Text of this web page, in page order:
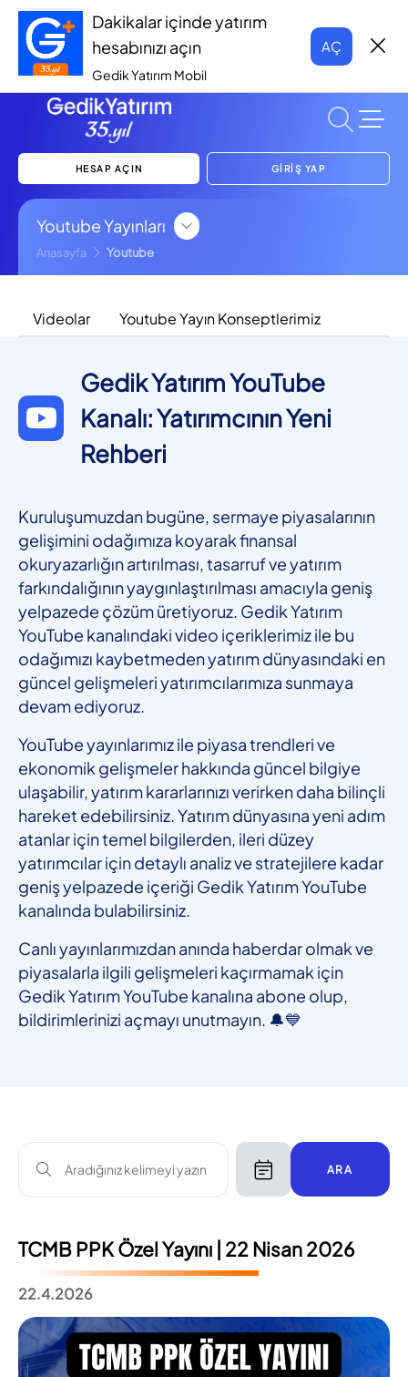
Dakikalar içinde yatırım
hesabınızı açın
Gedik Yatırım Mobil
AÇ
HESAP AÇIN GİRİŞ YAP
Youtube Yayınları
Anasayfa Youtube
Videolar Youtube Yayın Konseptlerimiz
Gedik Yatırım YouTube
Kanalı: Yatırımcının Yeni
Rehberi
Kuruluşumuzdan bugüne, sermaye piyasalarının
gelişimini odağımıza koyarak finansal
okuryazarlığın artırılması, tasarruf ve yatırım
farkındalığının yaygınlaştırılması amacıyla geniş
yelpazede çözüm üretiyoruz. Gedik Yatırım
YouTube kanalındaki video içeriklerimiz ile bu
odağımızı kaybetmeden yatırım dünyasındaki en
güncel gelişmeleri yatırımcılarımıza sunmaya
devam ediyoruz.
YouTube yayınlarımız ile piyasa trendleri ve
ekonomik gelişmeler hakkında güncel bilgiye
ulaşabilir, yatırım kararlarınızı verirken daha bilinçli
hareket edebilirsiniz. Yatırım dünyasına yeni adım
atanlar için temel bilgilerden, ileri düzey
yatırımcılar için detaylı analiz ve stratejilere kadar
geniş yelpazede içeriği Gedik Yatırım YouTube
kanalında bulabilirsiniz.
Canlı yayınlarımızdan anında haberdar olmak ve
piyasalarla ilgili gelişmeleri kaçırmamak için
Gedik Yatırım YouTube kanalına abone olup,
bildirimlerinizi açmayı unutmayın. 🔔💙
ARA
TCMB PPK Özel Yayını | 22 Nisan 2026
22.4.2026